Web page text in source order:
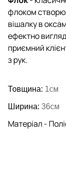
флоком
вішалку в
ефектно
приємний
з рук.
Товщина: 1см
Ширина: 36см
Матеріал -